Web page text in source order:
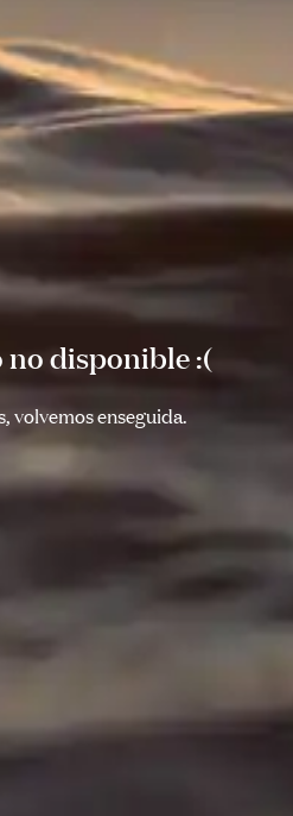
no disponible :(
volvemos enseguida.